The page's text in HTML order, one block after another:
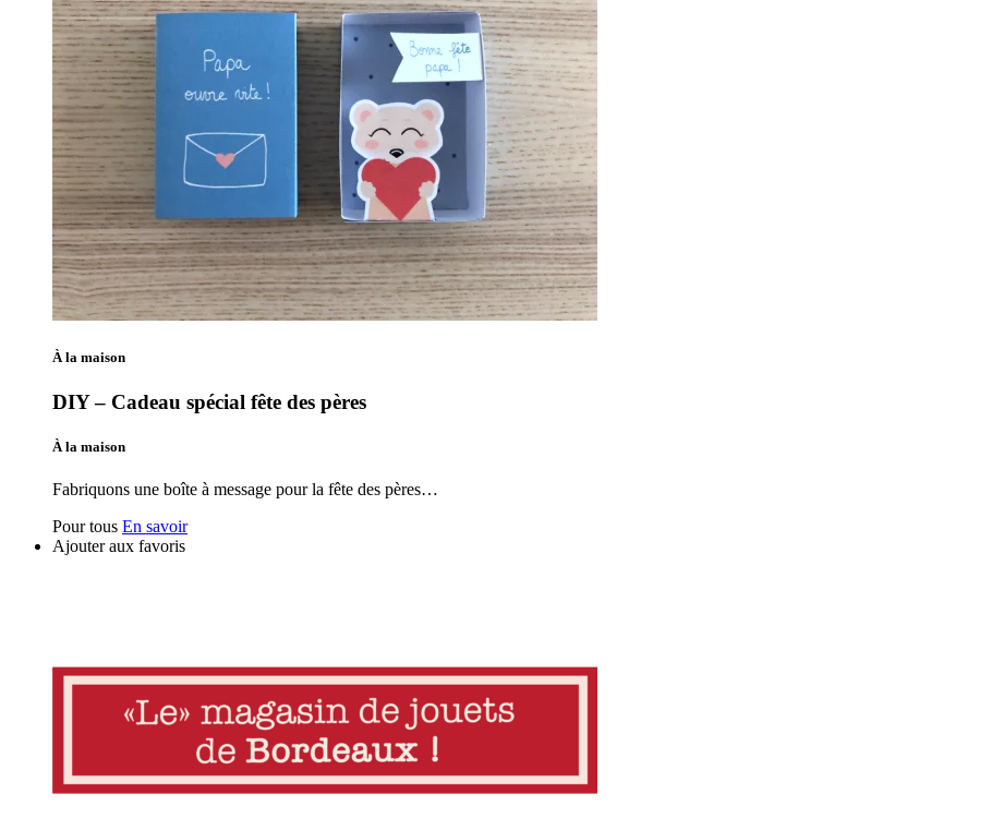
À la maison
DIY – Cadeau spécial fête des pères
À la maison
Fabriquons une boîte à message pour la fête des pères…
Pour tous En savoir
Ajouter aux favoris